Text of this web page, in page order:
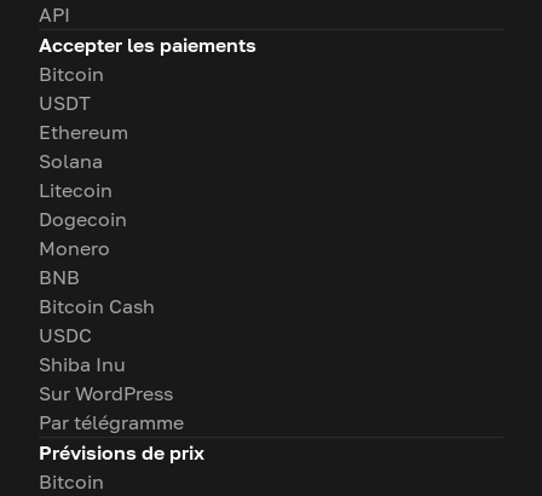
API
Accepter les paiements
Bitcoin
USDT
Ethereum
Solana
Litecoin
Dogecoin
Monero
BNB
Bitcoin Cash
USDC
Shiba Inu
Sur WordPress
Par télégramme
Prévisions de prix
Bitcoin